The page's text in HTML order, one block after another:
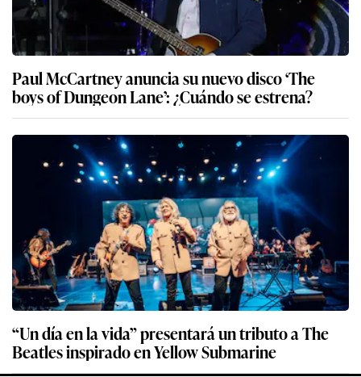
Paul McCartney anuncia su nuevo disco ‘The
boys of Dungeon Lane’: ¿Cuándo se estrena?
“Un día en la vida” presentará un tributo a The
Beatles inspirado en Yellow Submarine